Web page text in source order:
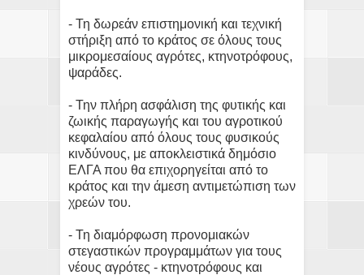
- Τη δωρεάν επιστημονική και τεχνική
στήριξη από το κράτος σε όλους τους
μικρομεσαίους αγρότες, κτηνοτρόφους,
ψαράδες.
- Την πλήρη ασφάλιση της φυτικής και
ζωικής παραγωγής και του αγροτικού
κεφαλαίου από όλους τους φυσικούς
κινδύνους, με αποκλειστικά δημόσιο
ΕΛΓΑ που θα επιχορηγείται από το
κράτος και την άμεση αντιμετώπιση των
χρεών του.
- Τη διαμόρφωση προνομιακών
στεγαστικών προγραμμάτων για τους
νέους αγρότες - κτηνοτρόφους και